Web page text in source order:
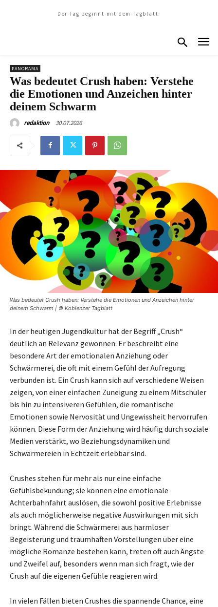
Der Tag beginnt mit dem Tagblatt.
PANORAMA
Was bedeutet Crush haben: Verstehe
die Emotionen und Anzeichen hinter
deinem Schwarm
redaktion 30.07.2026
Was bedeutet Crush haben: Verstehe die Emotionen und Anzeichen hinter
deinem Schwarm | © Koblenzer Tagblatt
In der heutigen Jugendkultur hat der Begriff „Crush“
deutlich an Relevanz gewonnen. Er beschreibt eine
besondere Art der emotionalen Anziehung oder
Schwärmerei, die oft mit einem Gefühl der Aufregung
verbunden ist. Ein Crush kann sich auf verschiedene Weisen
zeigen, von einer einfachen Zuneigung zu einem Mitschüler
bis hin zu intensiveren Gefühlen, die romantische
Emotionen sowie Nervosität und Ungewissheit hervorrufen
können. Diese Form der Anziehung wird häufig durch soziale
Medien verstärkt, wo Beziehungsdynamiken und
Schwärmereien in Echtzeit erlebbar sind.
Crushes stehen für mehr als nur eine einfache
Gefühlsbekundung; sie können eine emotionale
Achterbahnfahrt auslösen, die sowohl positive Erlebnisse
als auch möglicherweise negative Auswirkungen mit sich
bringt. Während die Schwärmerei aus harmloser
Begeisterung und traumhaften Vorstellungen über eine
mögliche Romanze bestehen kann, treten oft auch Ängste
und Zweifel auf, besonders wenn man sich fragt, wie der
Crush auf die eigenen Gefühle reagieren wird.
In vielen Fällen bieten Crushes die spannende Chance, eine